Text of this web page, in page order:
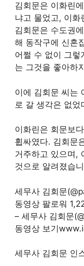
김회문은 이화린
냐고 물었고, 이화
김회문은 수도권
해 동작구에 신혼
어쩔 수 없이 그
는 그것을 좋아하
이에 김회문 씨는
로 갈 생각은 없었
이화린은 회문보
휩싸였다. 김회문
거주하고 있으며,
것으로 알려졌습
세무사 김회문
동영상 팔로워
– 세무사 김회문
동영상 보기
세무사 김회문 인